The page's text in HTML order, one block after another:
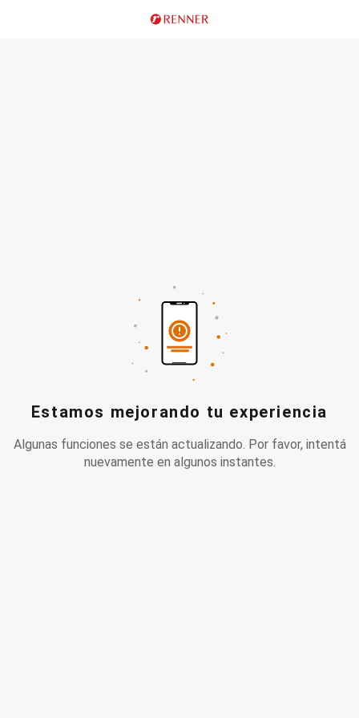
Estamos mejorando tu experiencia
Algunas funciones se están actualizando. Por favor, intentá
nuevamente en algunos instantes.